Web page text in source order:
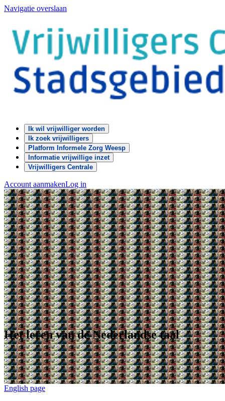
Navigatie overslaan
Ik wil vrijwilliger worden
Ik zoek vrijwilligers
Platform Informele Zorg Weesp
Informatie vrijwillige inzet
Vrijwilligers Centrale
Account aanmakenLog in
Het leren van de Nederlandse taal
English page